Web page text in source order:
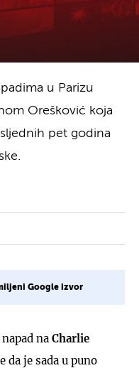
u Parizu
Orešković koja
pet godina
Google izvor
na Charlie
da je sada u puno